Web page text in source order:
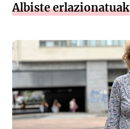
Albiste erlazionatuak